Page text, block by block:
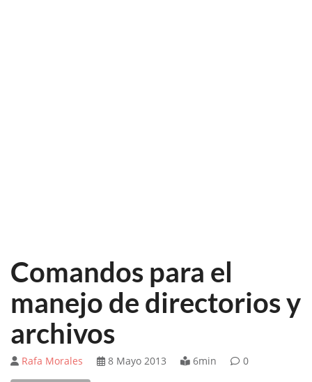
Comandos para el
manejo de directorios y
archivos
Rafa Morales 8 Mayo 2013 6min 0